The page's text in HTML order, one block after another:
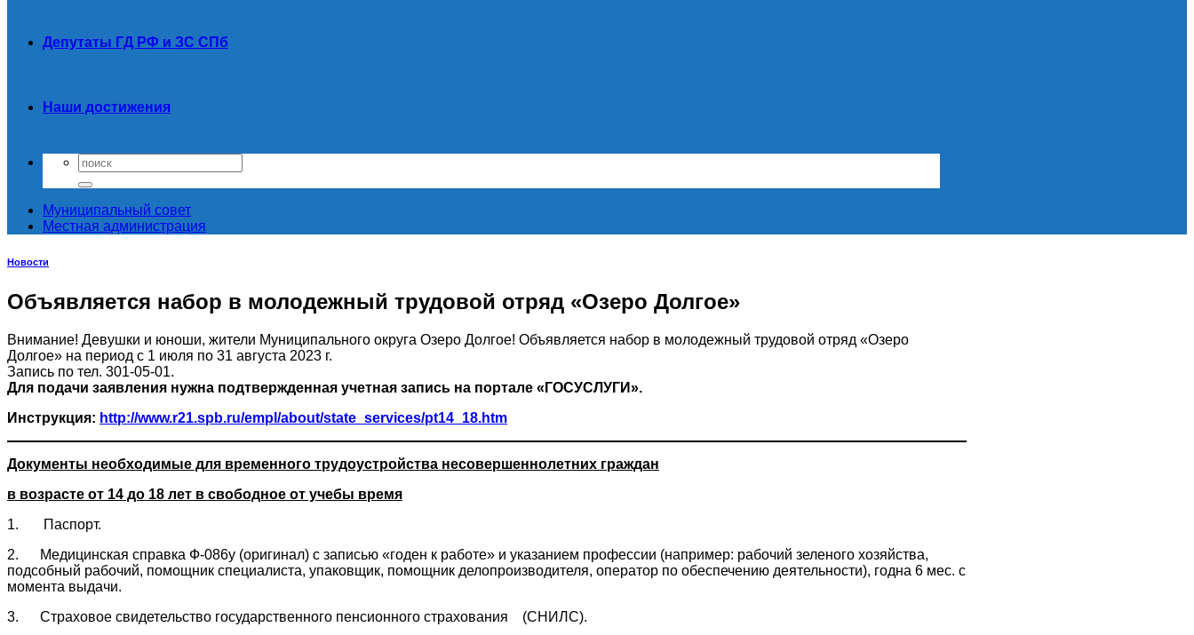
Депутаты ГД РФ и ЗС СПб
Наши достижения
Муниципальный совет
Местная администрация
Новости
Объявляется набор в молодежный трудовой отряд «Озеро Долгое»
Внимание! Девушки и юноши, жители Муниципального округа Озеро Долгое! Объявляется набор в молодежный трудовой отряд «Озеро
Долгое» на период с 1 июля по 31 августа 2023 г.
Запись по тел. 301-05-01.
Для подачи заявления нужна подтвержденная учетная запись на портале «ГОСУСЛУГИ».
Инструкция: http://www.r21.spb.ru/empl/about/state_services/pt14_18.htm
Документы необходимые для временного трудоустройства несовершеннолетних граждан
в возрасте от 14 до 18 лет в свободное от учебы время
1. Паспорт.
2. Медицинская справка Ф-086у (оригинал) c записью «годен к работе» и указанием профессии (например: рабочий зеленого хозяйства,
подсобный рабочий, помощник специалиста, упаковщик, помощник делопроизводителя, оператор по обеспечению деятельности), годна 6 мес. с
момента выдачи.
3. Страховое свидетельство государственного пенсионного страхования (СНИЛС).